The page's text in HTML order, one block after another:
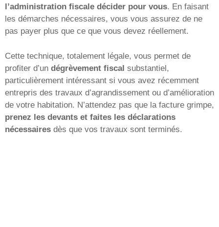
l’administration fiscale décider pour vous. En faisant
les démarches nécessaires, vous vous assurez de ne
pas payer plus que ce que vous devez réellement.
Cette technique, totalement légale, vous permet de
profiter d’un dégrèvement fiscal substantiel,
particulièrement intéressant si vous avez récemment
entrepris des travaux d’agrandissement ou d’amélioration
de votre habitation. N’attendez pas que la facture grimpe,
prenez les devants et faites les déclarations
nécessaires dès que vos travaux sont terminés.